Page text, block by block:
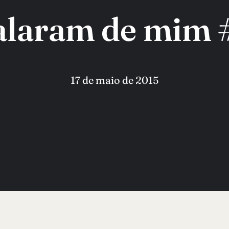
de mim
17 de maio de 2015